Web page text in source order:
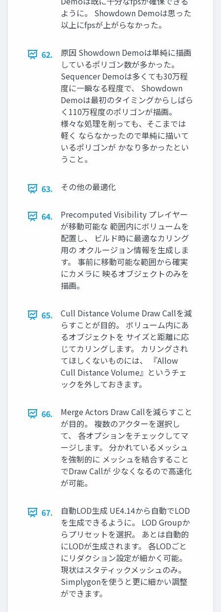
ように。 Showdown Demoは思った
以上にfpsが上がらなかった。
62.
原因 Showdown Demoは単純に描画
しているポリゴン数が多かった。
Sequencer Demoは多くても30万程
度に一瞬なる程度で、 Showdown
Demoは最初のタイミングからしばら
く110万程度のポリゴンが描画。
様々な処理を削っても、そこまでは
軽く ならなかったので単純に描いて
いるポリゴンが かなり多かったとい
うこと。
63. その他の最適化
64.
Precomputed Visibility プレイヤー
が移動可能な 範囲内にボリュームを
配置し、 ビルド時に最適なカリング
用の オクルージョン情報を生成しま
す。 事前に移動可能な範囲から確実
にカメラに 映るオブジェクトのみを
描画。
65.
Cull Distance Volume Draw Callを減
らすことが目的。 ボリューム内にあ
るオブジェクトを サイズと距離に応
じてカリングします。 カリングされ
てほしくないものには、 『Allow
Cull Distance Volume』というチェ
ックを外しておきます。
66.
Merge Actors Draw Callを減らすこと
が目的。 複数のアクターを選択し
て、 各オプションをチェックしてマ
ージします。 分かれているメッシュ
を強制的に メッシュを結合すること
でDraw Callが 少なくなるので高速化
が可能。
67.
自動LOD生成 UE4.14から自動でLOD
を生成できるように。 LOD Groupか
らプリセットを選択。 あとは自動的
にLODが生成されます。 各LODごと
にリダクション設定が細かく可能。
現状はスタティックメッシュのみ。
Simplygonを使うと更に細かい調整
ができます。